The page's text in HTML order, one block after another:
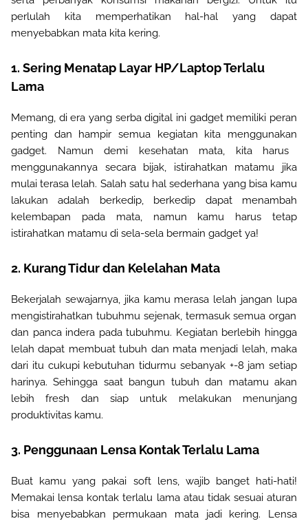
perlulah kita memperhatikan hal-hal yang dapat
menyebabkan mata kita kering.
1. Sering Menatap Layar HP/LaptopTerlalu
Lama
Memang, di era yang serba digital ini gadget memiliki peran
penting dan hampir semua kegiatan kita menggunakan
gadget. Namun demi kesehatan mata, kita harus
menggunakannya secara bijak, istirahatkan matamu jika
mulai terasa lelah. Salah satu halsederhana yangbisa kamu
lakukan adalah berkedip, berkedip dapat menambah
kelembapan pada mata, namun kamu harus tetap
istirahatkan matamu di sela-sela bermain gadget ya!
2. Kurang Tidur dan Kelelahan Mata
Bekerjalah sewajarnya, jika kamu merasa lelah jangan lupa
mengistirahatkan tubuhmu sejenak, termasuksemua organ
dan pancaindera pada tubuhmu. Kegiatan berlebih hingga
lelah dapat membuat tubuh dan mata menjadi lelah, maka
dari itu cukupi kebutuhan tidurmu sebanyak +-8 jam setiap
harinya. Sehingga saat bangun tubuh dan matamu akan
lebih fresh dan siap untuk melakukan menunjang
produktivitas kamu.
3. Penggunaan Lensa Kontak Terlalu Lama
Buat kamu yang pakai soft lens, wajib banget hati-hati!
Memakai lensa kontak terlalu lama atau tidak sesuai aturan
bisa menyebabkan permukaan mata jadi kering. Lensa